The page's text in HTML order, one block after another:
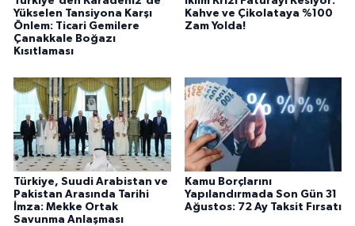
Yükselen Tansiyona Karşı
Önlem: Ticari Gemilere
Çanakkale Boğazı
Kısıtlaması
Kahve ve Çikolataya %100
Zam Yolda!
Türkiye, Suudi Arabistan ve
Pakistan Arasında Tarihi
İmza: Mekke Ortak
Savunma Anlaşması
Kamu Borçlarını
Yapılandırmada Son Gün 31
Ağustos: 72 Ay Taksit Fırsatı